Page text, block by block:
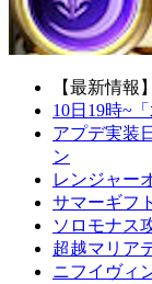
【最新情報】
10日19時~
アプデ実装日
ン
レンジャー
サマーギフ
ソロモナス
超越マリア
ニフイヴィ